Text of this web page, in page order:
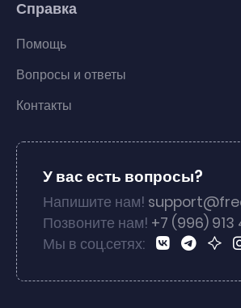
Справка
Помощь
Вопросы и ответы
Контакты
У вас есть вопросы?
Напишите нам!
Позвоните нам! +7 (996) 913
Мы в соц.сетях: